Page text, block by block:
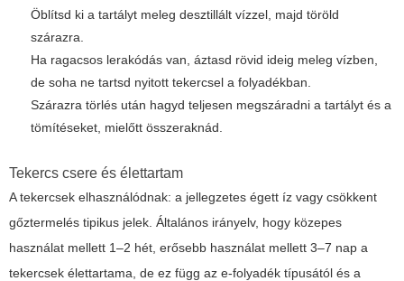
Öblítsd ki a tartályt meleg desztillált vízzel, majd töröld
szárazra.
Ha ragacsos lerakódás van, áztasd rövid ideig meleg vízben,
de soha ne tartsd nyitott tekercsel a folyadékban.
Szárazra törlés után hagyd teljesen megszáradni a tartályt és a
tömítéseket, mielőtt összeraknád.
Tekercs csere és élettartam
A tekercsek elhasználódnak: a jellegzetes égett íz vagy csökkent
gőztermelés tipikus jelek. Általános irányelv, hogy közepes
használat mellett 1–2 hét, erősebb használat mellett 3–7 nap a
tekercsek élettartama, de ez függ az e-folyadék típusától és a